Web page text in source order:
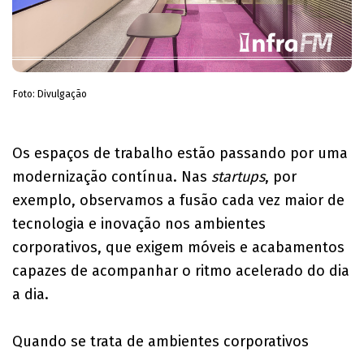
Foto: Divulgação
Os espaços de trabalho estão passando por uma
modernização contínua. Nas startups, por
exemplo, observamos a fusão cada vez maior de
tecnologia e inovação nos ambientes
corporativos, que exigem móveis e acabamentos
capazes de acompanhar o ritmo acelerado do dia
a dia.
Quando se trata de ambientes corporativos